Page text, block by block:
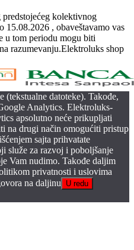
kolektivnog
15.08.2026 , obaveštavamo vas
u tom periodu mogu biti
razumevanju.Elektroluks shop
(tekstualne datoteke). Takođe,
Analytics. Elektroluks-
apsolutno neće prikupljati
na drugi način omogućiti pristup
sajta prihvatate
služe za razvoj i poboljšanje
Vam nudimo. Takođe daljim
privatnosti i uslovima
na daljinu
U redu